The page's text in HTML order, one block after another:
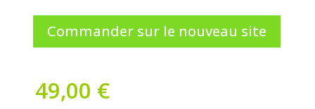
Commander sur le nouveau site
49,00 €